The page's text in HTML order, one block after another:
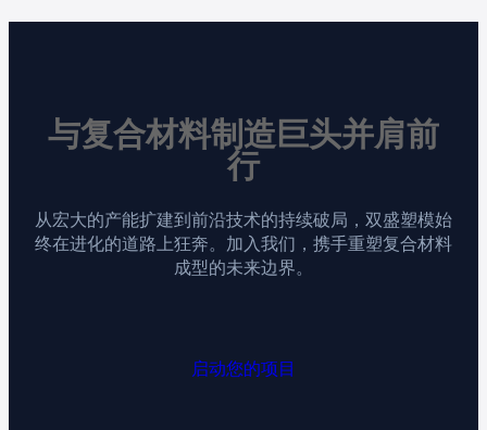
与复合材料制造巨头并肩前
行
从宏大的产能扩建到前沿技术的持续破局，双盛塑模始
终在进化的道路上狂奔。加入我们，携手重塑复合材料
成型的未来边界。
启动您的项目